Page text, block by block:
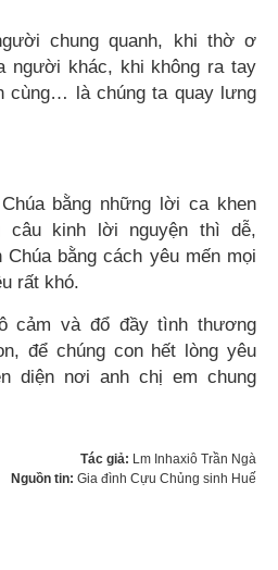
chung quanh, khi thờ ơ
người khác, khi không ra tay
cùng… là chúng ta quay lưng
bằng những lời ca khen
câu kinh lời nguyện thì dễ,
bằng cách yêu mến mọi
rất khó.
cảm và đổ đầy tình thương
để chúng con hết lòng yêu
diện nơi anh chị em chung
Tác giả: Lm Inhaxiô Trần Ngà
Nguồn tin: Gia đình Cựu Chủng sinh Huế